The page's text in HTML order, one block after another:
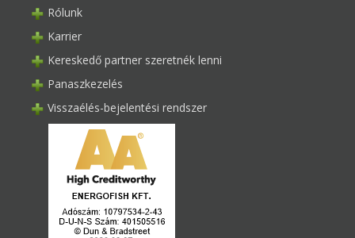
Rólunk
Karrier
Kereskedő partner szeretnék lenni
Panaszkezelés
Visszaélés-bejelentési rendszer